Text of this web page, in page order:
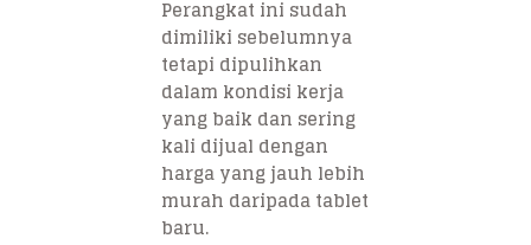
Perangkat ini sudah
dimiliki sebelumnya
tetapi dipulihkan
dalam kondisi kerja
yang baik dan sering
kali dijual dengan
harga yang jauh lebih
murah daripada tablet
baru.